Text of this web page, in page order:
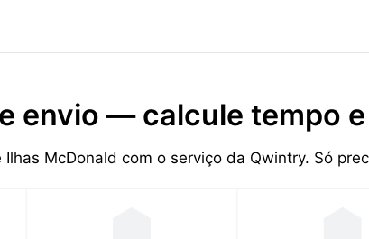
envio — calcule tempo
McDonald com o serviço da Qwintry. Só